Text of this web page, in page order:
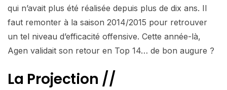
qui n’avait plus été réalisée depuis plus de dix ans. Il
faut remonter à la saison 2014/2015 pour retrouver
un tel niveau d’efficacité offensive. Cette année-là,
Agen validait son retour en Top 14… de bon augure ?
La Projection //